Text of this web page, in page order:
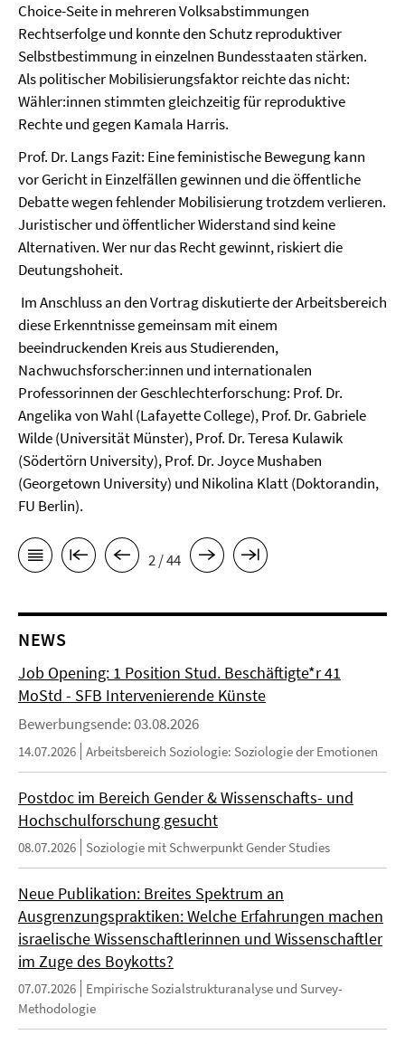
Choice-Seite in mehreren Volksabstimmungen
Rechtserfolge und konnte den Schutz reproduktiver
Selbstbestimmung in einzelnen Bundesstaaten stärken.
Als politischer Mobilisierungsfaktor reichte das nicht:
Wähler:innen stimmten gleichzeitig für reproduktive
Rechte und gegen Kamala Harris.
Prof. Dr. Langs Fazit: Eine feministische Bewegung kann
vor Gericht in Einzelfällen gewinnen und die öffentliche
Debatte wegen fehlender Mobilisierung trotzdem verlieren.
Juristischer und öffentlicher Widerstand sind keine
Alternativen. Wer nur das Recht gewinnt, riskiert die
Deutungshoheit.
Im Anschluss an den Vortrag diskutierte der Arbeitsbereich
diese Erkenntnisse gemeinsam mit einem
beeindruckenden Kreis aus Studierenden,
Nachwuchsforscher:innen und internationalen
Professorinnen der Geschlechterforschung: Prof. Dr.
Angelika von Wahl (Lafayette College), Prof. Dr. Gabriele
Wilde (Universität Münster), Prof. Dr. Teresa Kulawik
(Södertörn University), Prof. Dr. Joyce Mushaben
(Georgetown University) und Nikolina Klatt (Doktorandin,
FU Berlin).
2 / 44
NEWS
Job Opening: 1 Position Stud. Beschäftigte*r 41
MoStd - SFB Intervenierende Künste
Bewerbungsende: 03.08.2026
14.07.2026 Arbeitsbereich Soziologie: Soziologie der Emotionen
Postdoc im Bereich Gender & Wissenschafts- und
Hochschulforschung gesucht
08.07.2026 Soziologie mit Schwerpunkt Gender Studies
Neue Publikation: Breites Spektrum an
Ausgrenzungspraktiken: Welche Erfahrungen machen
israelische Wissenschaftlerinnen und Wissenschaftler
im Zuge des Boykotts?
07.07.2026
Empirische Sozialstrukturanalyse und Survey-
Methodologie